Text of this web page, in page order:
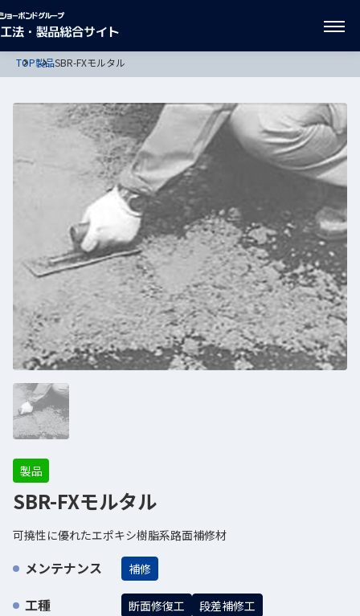
TOP製品SBR-FXモルタル
製品
SBR-FXモルタル
可撓性に優れたエポキシ樹脂系路面補修材
メンテナンス 補修
工種 断面修復工 段差補修工